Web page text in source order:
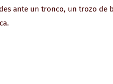
ante un tronco, un trozo de